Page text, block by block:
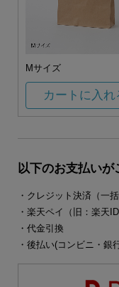
Mサイズ
カートに入れ
以下のお支払い
・クレジット決済（一括
・楽天ペイ（旧：楽天ID
・代金引換
・後払い(コンビニ・銀